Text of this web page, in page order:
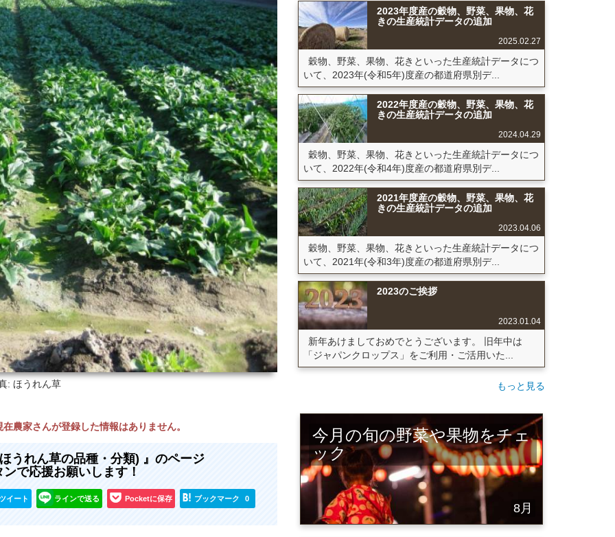
: ほうれん草
農家さんが登録した情報はありません。
うれん草の品種・分類) 』のページ
で応援お願いします！
イート ラインで送る Pocketに保存 ブックマーク 0
2023年度産の穀物、野菜、果物、花
きの生産統計データの追加
2025.02.27
穀物、野菜、果物、花きといった生産統計データにつ
いて、2023年(令和5年)度産の都道府県別デ...
2022年度産の穀物、野菜、果物、花
きの生産統計データの追加
2024.04.29
穀物、野菜、果物、花きといった生産統計データにつ
いて、2022年(令和4年)度産の都道府県別デ...
2021年度産の穀物、野菜、果物、花
きの生産統計データの追加
2023.04.06
穀物、野菜、果物、花きといった生産統計データにつ
いて、2021年(令和3年)度産の都道府県別デ...
2023のご挨拶
2023.01.04
新年あけましておめでとうございます。 旧年中は
「ジャパンクロップス」をご利用・ご活用いた...
もっと見る
今月の旬の野菜や果物をチェ
ック
8月